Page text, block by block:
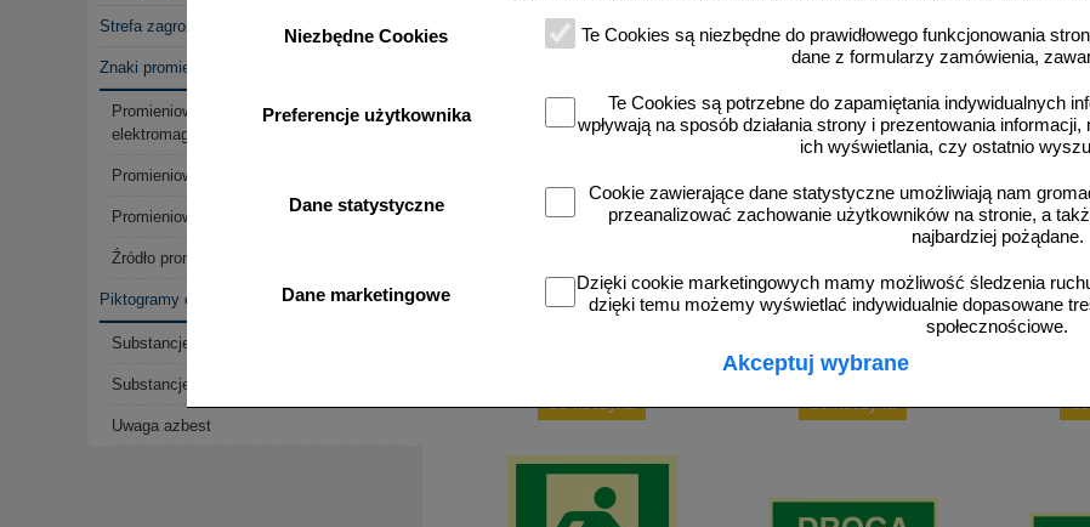
Niezbędne Cookies
Te Cookies są niezbędne do prawidłowego funkcjonowania
dane z formularzy zamówienia,
Preferencje użytkownika
Te Cookies są potrzebne do zapamiętania indywidualnych
wpływają na sposób działania strony i prezentowania
ich wyświetlania, czy ostatnio
Dane statystyczne
Cookie zawierające dane statystyczne umożliwiają nam
przeanalizować zachowanie użytkowników na stronie, a
najbardziej pożądane.
Dane marketingowe
Dzięki cookie marketingowych mamy możliwość śledzenia
dzięki temu możemy wyświetlać indywidualnie dopasowane
społecznościowe.
Akceptuj wybrane
Strefa zagrożenia wybuchem
Znaki promieniowania
Promieniowania
elektromagnetycznego
Promieniowania jonizującego
Promieniowania laserowego
Źródło promieniowania
Piktogramy chemiczne
Substancje toksyczne
Substancje żrące
Uwaga azbest
Kierunek do wyjścia ewakuacyjnego
– w lewo - znak ewakuacyjny -
AAE102
do koszyka
Kierunek do wyjścia ewakuacyjnego
– w prawo - znak ewakuacyjny -
AAE107
od 13,33 zł
10,84 zł netto
do koszyka
Wyjście